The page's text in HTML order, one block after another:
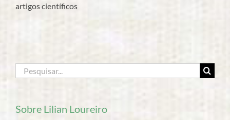
artigos científicos
Buscar
resultados
Sobre Lilian Loureiro